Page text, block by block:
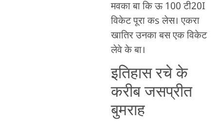
मवका बा कि ऊ 100 टी20I
विकेट पूरा कs लेस। एकरा
खातिर उनका बस एक विकेट
लेवे के बा।
इतिहास रचे के
करीब जसप्रीत
बुमराह